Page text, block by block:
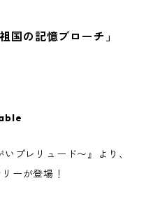
国の記憶ブローチ」
プレリュード〜』より、
ーが登場！